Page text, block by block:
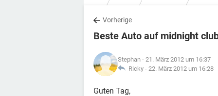
Vorherige
Beste Auto auf midnight
Stephan - 21. März 2012 um 16:37
Ricky - 22. März 2012 um 16:28
Guten Tag,